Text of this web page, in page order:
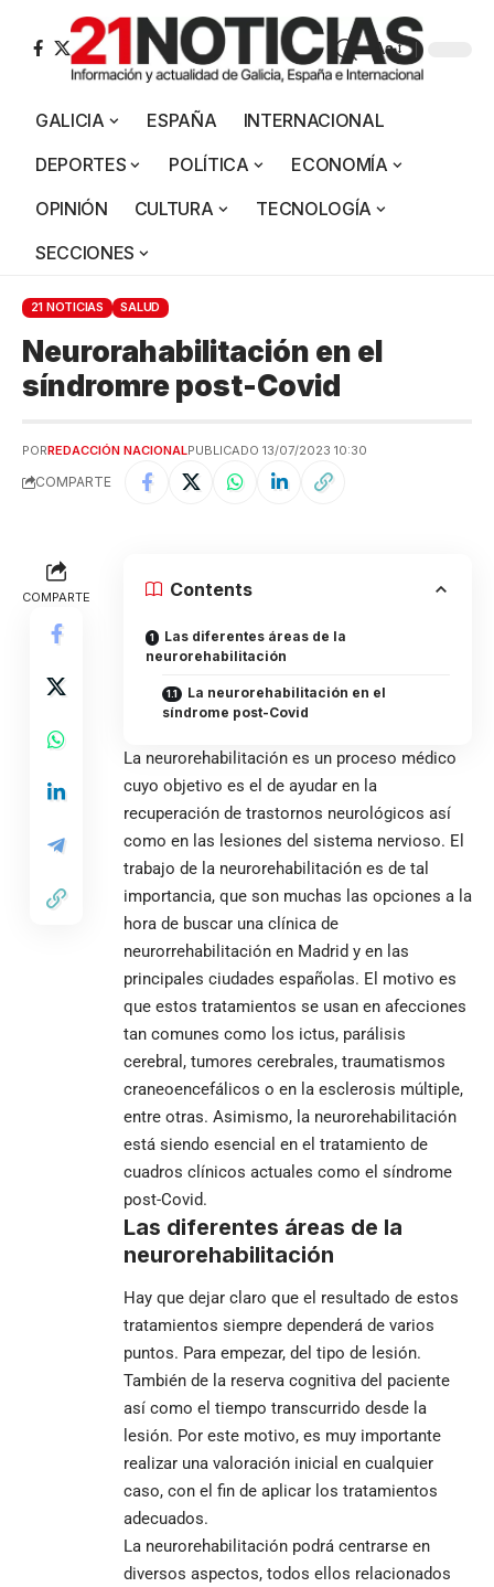
Aa
GALICIA ESPAÑA
INTERNACIONAL
DEPORTES
POLÍTICA
ECONOMÍA
OPINIÓN
CULTURA
TECNOLOGÍA
SECCIONES
21 NOTICIAS SALUD
Neurorahabilitación en el
síndromre post-Covid
PORREDACCIÓN NACIONALPUBLICADO 13/07/2023 10:30
COMPARTE
COMPARTE Contents
Las diferentes áreas de la
neurorehabilitación
La neurorehabilitación en el
síndrome post-Covid
La neurorehabilitación es un proceso médico
cuyo objetivo es el de ayudar en la
recuperación de trastornos neurológicos así
como en las lesiones del sistema nervioso. El
trabajo de la neurorehabilitación es de tal
importancia, que son muchas las opciones a la
hora de buscar una clínica de
neurorrehabilitación en Madrid y en las
principales ciudades españolas. El motivo es
que estos tratamientos se usan en afecciones
tan comunes como los ictus, parálisis
cerebral, tumores cerebrales, traumatismos
craneoencefálicos o en la esclerosis múltiple,
entre otras. Asimismo, la neurorehabilitación
está siendo esencial en el tratamiento de
cuadros clínicos actuales como el síndrome
post-Covid.
Las diferentes áreas de la
neurorehabilitación
Hay que dejar claro que el resultado de estos
tratamientos siempre dependerá de varios
puntos. Para empezar, del tipo de lesión.
También de la reserva cognitiva del paciente
así como el tiempo transcurrido desde la
lesión. Por este motivo, es muy importante
realizar una valoración inicial en cualquier
caso, con el fin de aplicar los tratamientos
adecuados.
La neurorehabilitación podrá centrarse en
diversos aspectos, todos ellos relacionados